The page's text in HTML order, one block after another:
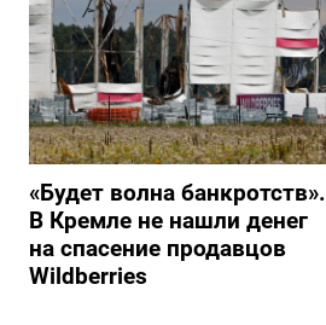
«Будет волна банкротств».
В Кремле не нашли денег
на спасение продавцов
Wildberries